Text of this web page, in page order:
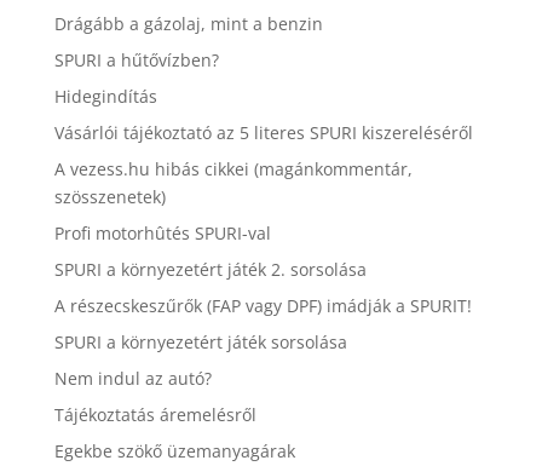
Drágább a gázolaj, mint a benzin
SPURI a hűtővízben?
Hidegindítás
Vásárlói tájékoztató az 5 literes SPURI kiszereléséről
A vezess.hu hibás cikkei (magánkommentár,
szösszenetek)
Profi motorhûtés SPURI-val
SPURI a környezetért játék 2. sorsolása
A részecskeszűrők (FAP vagy DPF) imádják a SPURIT!
SPURI a környezetért játék sorsolása
Nem indul az autó?
Tájékoztatás áremelésről
Egekbe szökő üzemanyagárak